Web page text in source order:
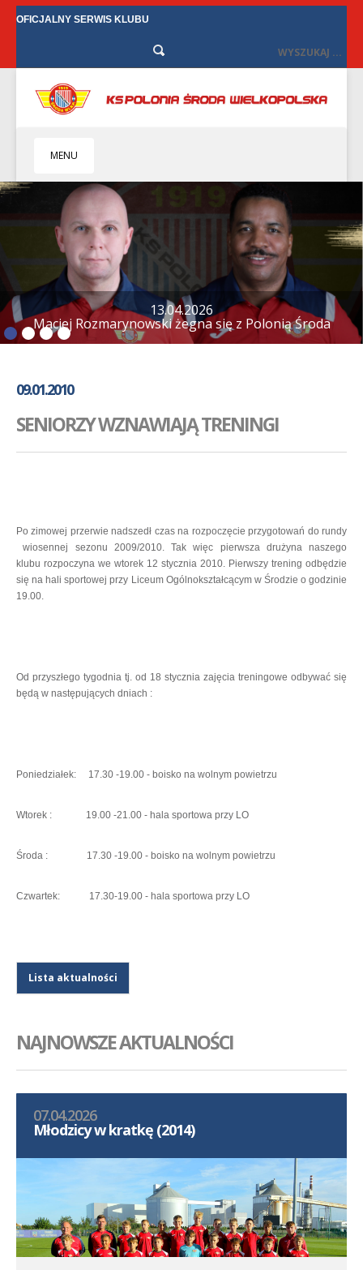
OFICJALNY SERWIS KLUBU
MENU
HOME
KLUB
BIZNES
SENIORZY
SENIORKI
BILETY
KONTAKT
SKLEP
12.04.2026
Tylko remis w Starych Oborzyskach
09.01.2010
SENIORZY WZNAWIAJĄ TRENINGI
Po zimowej przerwie nadszedł czas na rozpoczęcie przygotowań do rundy
wiosennej sezonu 2009/2010. Tak więc pierwsza drużyna naszego
klubu rozpoczyna we wtorek 12 stycznia 2010. Pierwszy trening odbędzie
się na hali sportowej przy Liceum Ogólnokształcącym w Środzie o godzinie
19.00.
Od przyszłego tygodnia tj. od 18 stycznia zajęcia treningowe odbywać się
będą w następujących dniach :
Poniedziałek: 17.30 -19.00 - boisko na wolnym powietrzu
Wtorek : 19.00 -21.00 - hala sportowa przy LO
Środa : 17.30 -19.00 - boisko na wolnym powietrzu
Czwartek: 17.30-19.00 - hala sportowa przy LO
Lista aktualności
NAJNOWSZE AKTUALNOŚCI
07.04.2026
Młodzicy w kratkę (2014)